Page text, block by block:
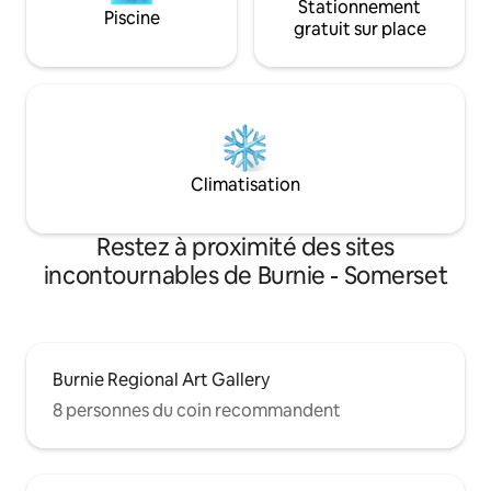
Piscine
Stationnement
gratuit sur place
Climatisation
Restez à proximité des sites
incontournables de Burnie - Somerset
Burnie Regional Art Gallery
8 personnes du coin recommandent